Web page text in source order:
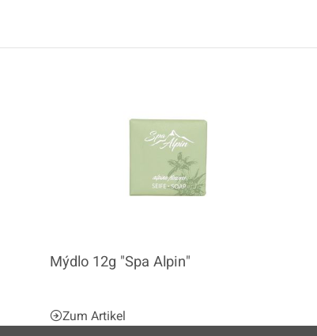
Mýdlo 12g "Spa Alpin"
Zum Artikel